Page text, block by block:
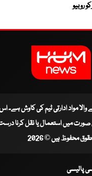
روبیو
والا مواد ادارتی ٹیم کی کاوش ہے۔
میں استعمال یا نقل کرنا
محفوظ ہیں © 2026
پالیسی